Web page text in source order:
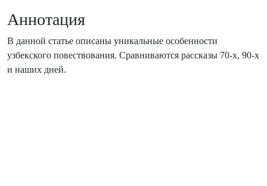
Аннотация
В данной статье описаны уникальные особенности
узбекского повествования. Сравниваются рассказы 70-х, 90-х
и наших дней.